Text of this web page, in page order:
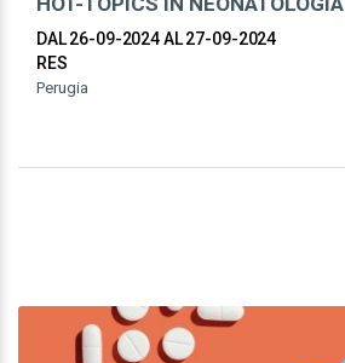
DAL 26-09-2024AL 27-09-2024
RES
Perugia